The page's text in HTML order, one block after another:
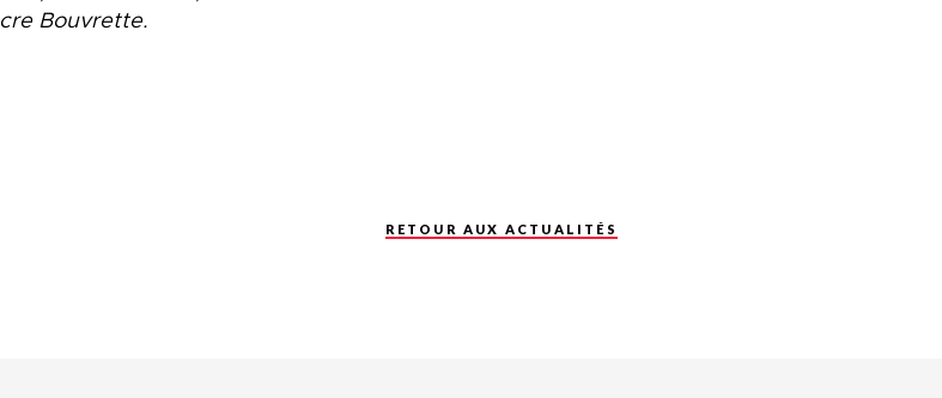
Bouvrette.
RETOUR AUX ACTUALITÉS